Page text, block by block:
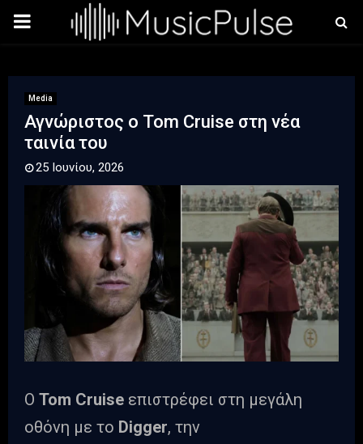
PRIMARY
Media
Αγνώριστος ο Tom Cruise στη νέα
ταινία του
25 Ιουνίου, 2026
Ο Tom Cruise επιστρέφει στη μεγάλη
οθόνη με το Digger, την